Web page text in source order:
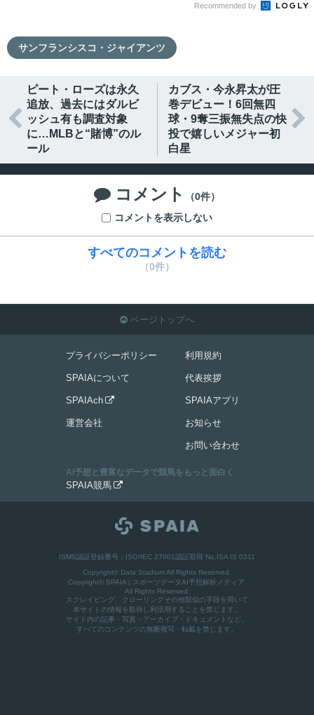
Recommended by
サンフランシスコ・ジャイアンツ

ピート・ローズは永久
追放、過去にはダルビ
ッシュ有も調査対象
に…MLBと“賭博”のル
ール
カブス・今永昇太が圧
巻デビュー！6回無四
球・9奪三振無失点の快
投で嬉しいメジャー初
白星

 コメント
（0件）
コメントを表示しない
すべてのコメントを読む
（0件）
 ページトップへ
プライバシーポリシー
SPAIAについて
SPAIAch 
運営会社
利用規約
代表挨拶
SPAIAアプリ
お知らせ
お問い合わせ
AI予想と豊富なデータで競馬をもっと面白く
SPAIA競馬 
ISMS認証登録番号：ISO/IEC 27001認証取得 No.ISA IS 0311
Copyright© Data Stadium All Rights Reserved.
Copyright© SPAIA | スポーツデータAI予想解析メディア
All Rights Reserved.
スクレイピング、クローリングその他類似の手段を用いて
本サイトの情報を取得し利活用することを禁じます。
サイト内の記事・写真・アーカイブ・ドキュメントなど、
すべてのコンテンツの無断複写・転載を禁じます。